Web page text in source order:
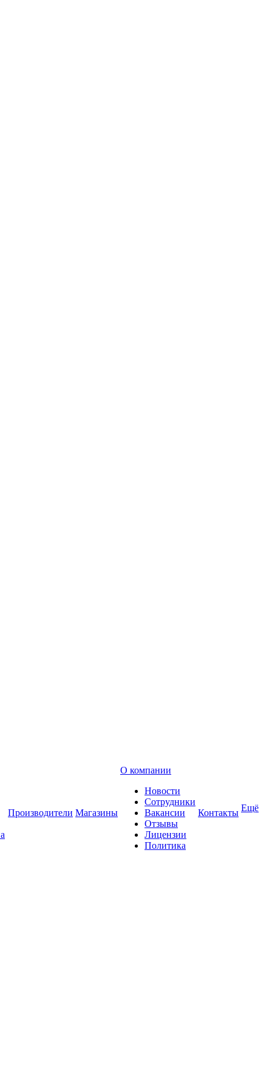
Производители Магазины
О компании
Новости
Сотрудники
Вакансии
Отзывы
Лицензии
Политика
Контакты Ещё